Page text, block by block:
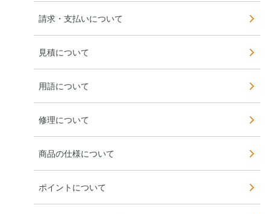
請求・支払いについて
見積について
用語について
修理について
商品の仕様について
ポイントについて